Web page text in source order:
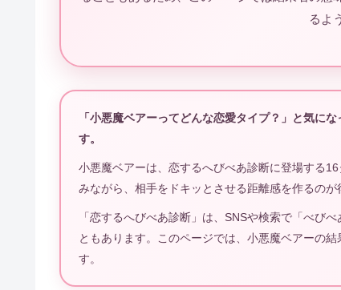
るよ
「小悪魔ベアーってどんな恋愛タイプ？」と気に
す。
小悪魔ベアーは、恋するへびべあ診断に登場する
みながら、相手をドキッとさせる距離感を作るのが
「恋するへびべあ診断」は、SNSや検索で「べび
ともあります。このページでは、小悪魔ベアーの
す。